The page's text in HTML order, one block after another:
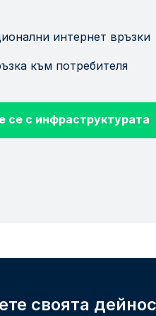
интернет връзки
към потребителя
се с инфраструктурата
своята